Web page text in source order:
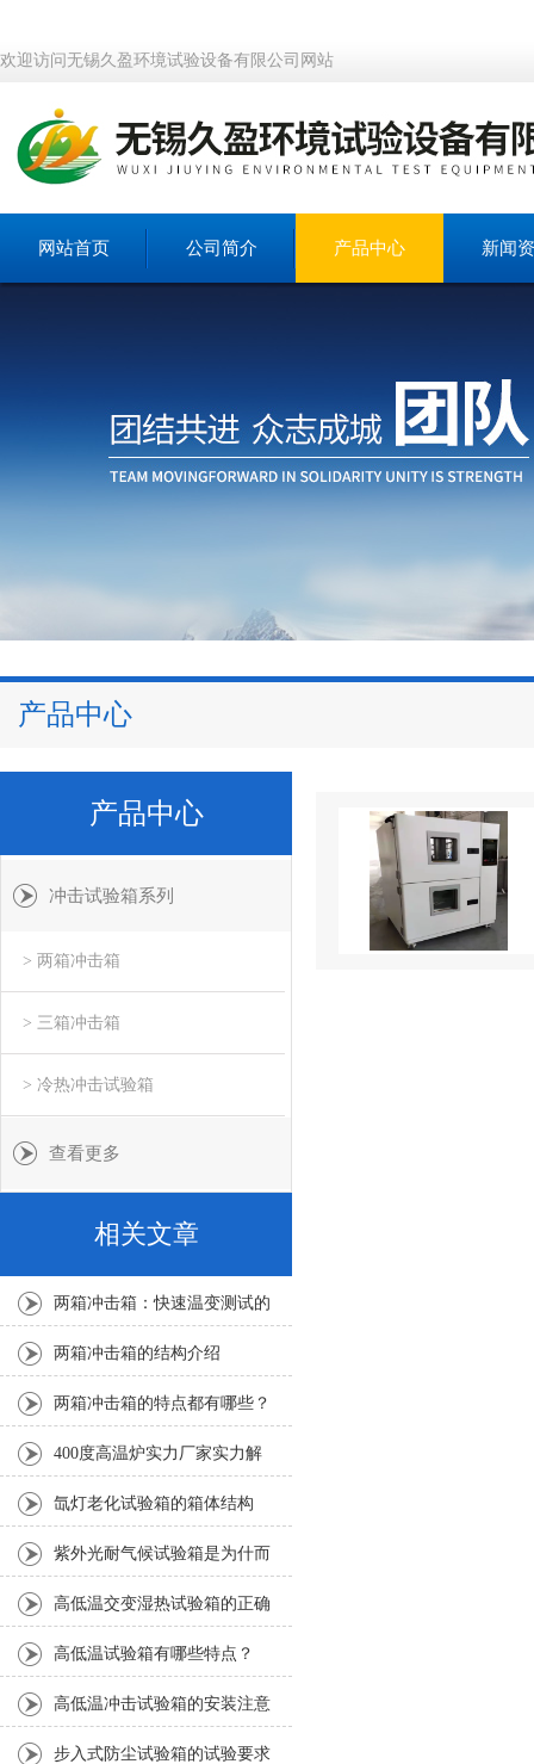
欢迎访问无锡久盈环境试验设备有限公司网站
网站首页 公司简介 产品中心 新闻
产品中心
产品中心
冲击试验箱系列
> 两箱冲击箱
> 三箱冲击箱
> 冷热冲击试验箱
查看更多
相关文章
两箱冲击箱：快速温变测试的
务实之选
两箱冲击箱的结构介绍
两箱冲击箱的特点都有哪些？
400度高温炉实力厂家实力解
析：无锡久盈400度高温热处理
氙灯老化试验箱的箱体结构
紫外光耐气候试验箱是为什而
来的？
高低温交变湿热试验箱的正确
使用
高低温试验箱有哪些特点？
高低温冲击试验箱的安装注意
事项：
步入式防尘试验箱的试验要求